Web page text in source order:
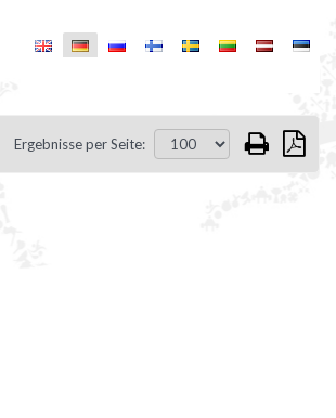
Ergebnisse per Seite: